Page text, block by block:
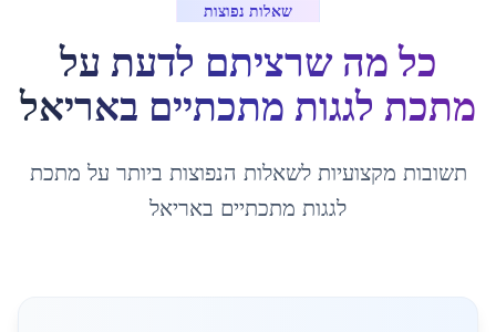
שאלות נפוצות
כל מה שרציתם לדעת על
מתכת לגגות מתכתיים באריאל
תשובות מקצועיות לשאלות הנפוצות ביותר על מתכת
לגגות מתכתיים באריאל